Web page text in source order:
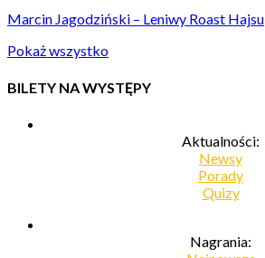
Marcin Jagodziński – Leniwy Roast Hajsu
Pokaż wszystko
BILETY NA WYSTĘPY
Aktualności:
Newsy
Porady
Quizy
Nagrania: